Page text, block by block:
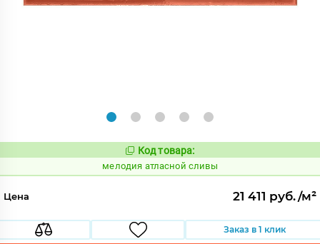
Код:
968011
Код товара:
мелодия атласной сливы
Цена 21 411 руб./м²
Заказ в 1 клик